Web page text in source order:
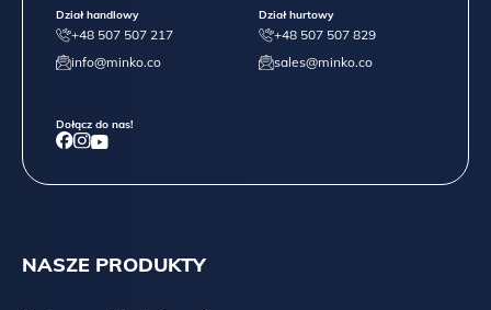
NASZE PRODUKTY
Dział handlowy
+48 507 507 217
info@minko.co
Dział hurtowy
+48 507 507 829
sales@minko.co
Dołącz do nas!